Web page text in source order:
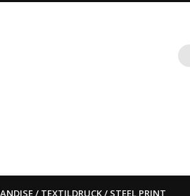
ain`t dead so straight
/ TEXTILDRUCK / STEEL PRINT